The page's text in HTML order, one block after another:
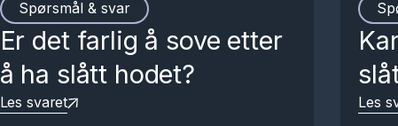
Spørsmål & svar
Er det farlig å sove etter
å ha slått hodet?
Les svaret Les